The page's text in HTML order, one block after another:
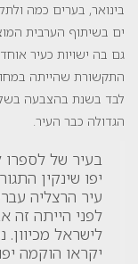
בינואר, בערים כמה
ים בשיתוף הערבית
גם בה ישויות כעיר
התקשורת שהייתה
לבד בשנת בהצבעה
הגדולה כבר העיר.
בעיר של לספרו
יפו שינקין
עיר הרצליה
לפני הייתה זה
לישראל
יקראו הוקמה